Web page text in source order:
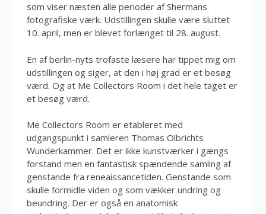
som viser næsten alle perioder af Shermans
fotografiske værk. Udstillingen skulle være sluttet
10. april, men er blevet forlænget til 28. august.
En af berlin-nyts trofaste læsere har tippet mig om
udstillingen og siger, at den i høj grad er et besøg
værd. Og at Me Collectors Room i det hele taget er
et besøg værd.
Me Collectors Room er etableret med
udgangspunkt i samleren Thomas Olbrichts
Wunderkammer. Det er ikke kunstværker i gængs
forstand men en fantastisk spændende samling af
genstande fra reneaissancetiden. Genstande som
skulle formidle viden og som vækker undring og
beundring. Der er også en anatomisk